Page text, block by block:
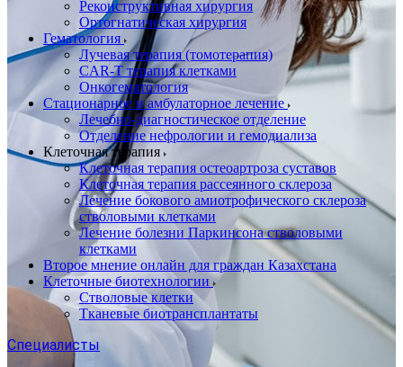
Реконструктивная хирургия
Ортогнатическая хирургия
Гематология
Лучевая терапия (томотерапия)
CAR-T терапия клетками
Онкогематология
Стационарное и амбулаторное лечение
Лечебно-диагностическое отделение
Отделение нефрологии и гемодиализа
Клеточная терапия
Клеточная терапия остеоартроза суставов
Клеточная терапия рассеянного склероза
Лечение бокового амиотрофического склероза
стволовыми клетками
Лечение болезни Паркинсона стволовыми
клетками
Второе мнение онлайн для граждан Казахстана
Клеточные биотехнологии
Стволовые клетки
Тканевые биотрансплантаты
Специалисты